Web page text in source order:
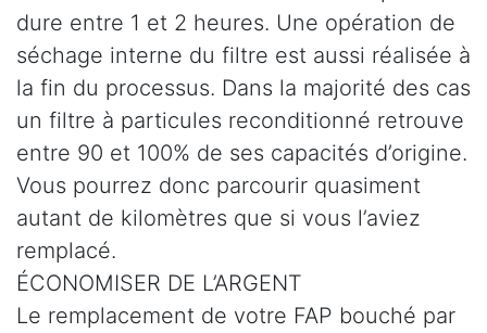
dure entre 1 et 2 heures. Une opération de
séchage interne du filtre est aussi réalisée à
la fin du processus. Dans la majorité des cas
un filtre à particules reconditionné retrouve
entre 90 et 100% de ses capacités d’origine.
Vous pourrez donc parcourir quasiment
autant de kilomètres que si vous l’aviez
remplacé.
ÉCONOMISER DE L’ARGENT
Le remplacement de votre FAP bouché par